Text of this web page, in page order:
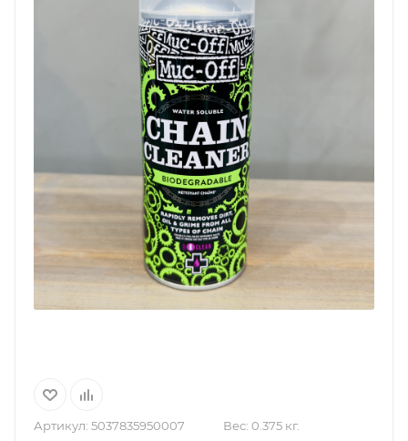
Артикул: 5037835950007 Вес: 0.375 кг.